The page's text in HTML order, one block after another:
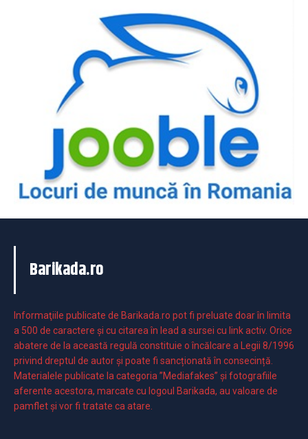
Barikada.ro
Informaţiile publicate de Barikada.ro pot fi preluate doar în limita
a 500 de caractere şi cu citarea în lead a sursei cu link activ. Orice
abatere de la această regulă constituie o încălcare a Legii 8/1996
privind dreptul de autor și poate fi sancționată în consecință.
Materialele publicate la categoria ”Mediafakes” și fotografiile
aferente acestora, marcate cu logoul Barikada, au valoare de
pamflet și vor fi tratate ca atare.